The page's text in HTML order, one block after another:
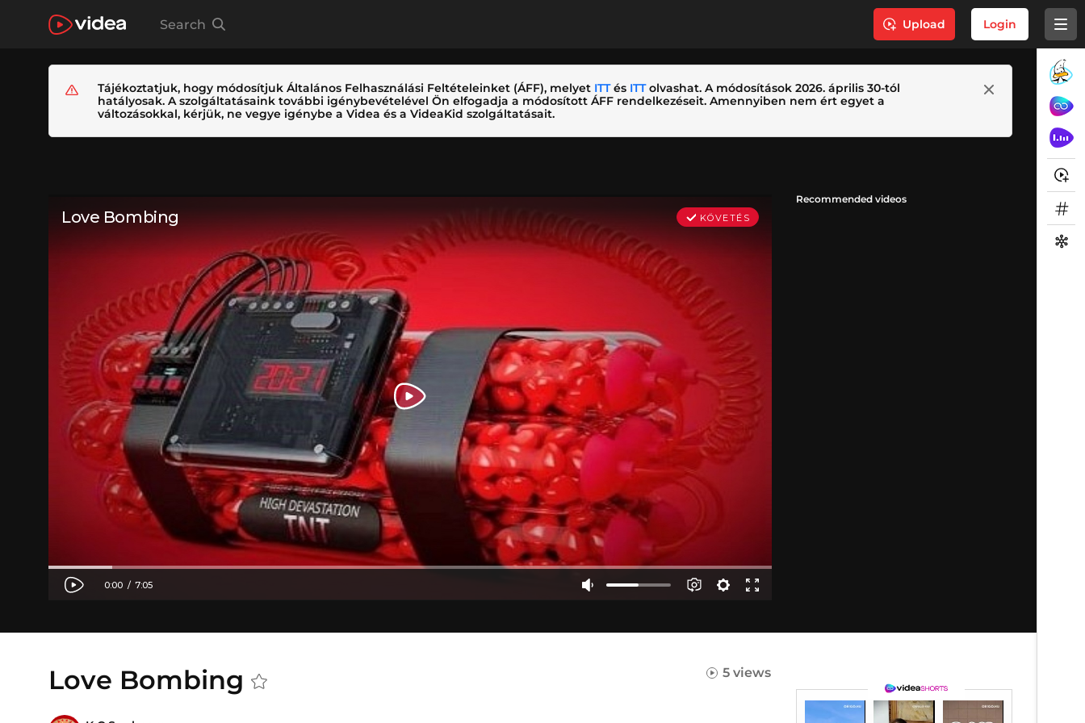
Search Upload Login
Tájékoztatjuk, hogy módosítjuk Általános Felhasználási Feltételeinket (ÁFF), melyet ITTés ITTolvashat. A módosítások 2026. április 30-tól
hatályosak. A szolgáltatásaink további igénybevételével Ön elfogadja a módosított ÁFF rendelkezéseit. Amennyiben nem ért egyet a
változásokkal, kérjük, ne vegye igénybe a Videa és a VideaKid szolgáltatásait.
Recommended videos
Love Bombing 5 views